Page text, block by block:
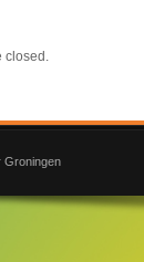
closed.
Groningen